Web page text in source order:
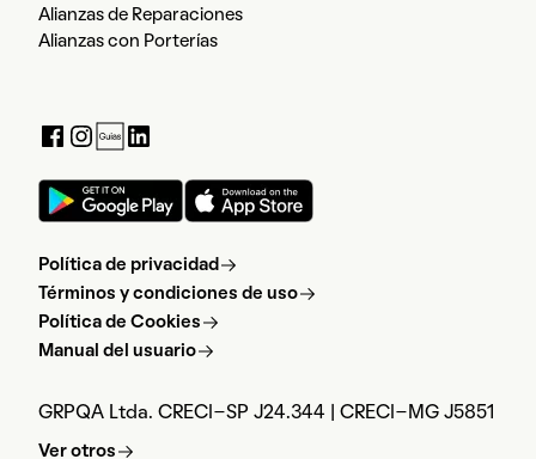
Alianzas de Reparaciones
Alianzas con Porterías
Política de privacidad
Términos y condiciones de uso
Política de Cookies
Manual del usuario
GRPQA Ltda. CRECI-SP J24.344 | CRECI-MG J5851
Ver otros